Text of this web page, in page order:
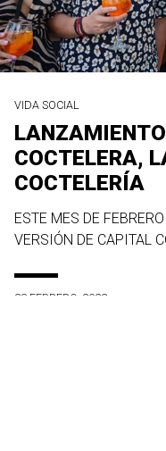
VIDA SOCIAL
COCTELERA,
COCTELERÍA
ESTE MES DE
VERSIÓN DE CAPITAL
23 FEBRERO, 2022